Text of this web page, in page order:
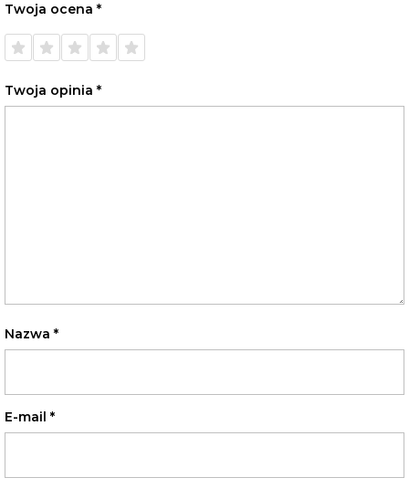
Twoja ocena *
1 z 5
gwiazdek
2 z 5
gwiazdek
3 z 5
gwiazdek
4 z 5
gwiazdek
5 z 5
gwiazdek
Twoja opinia *
Nazwa *
E-mail *